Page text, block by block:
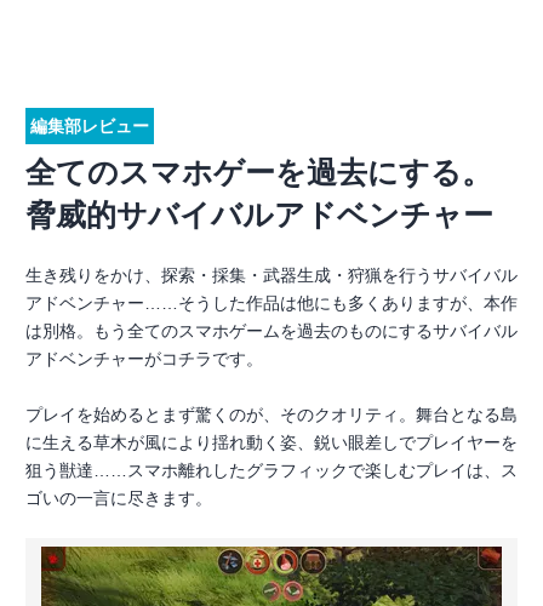
編集部レビュー
全てのスマホゲーを過去にする。
脅威的サバイバルアドベンチャー
生き残りをかけ、探索・採集・武器生成・狩猟を行うサバイバル
アドベンチャー……そうした作品は他にも多くありますが、本作
は別格。もう全てのスマホゲームを過去のものにするサバイバル
アドベンチャーがコチラです。
プレイを始めるとまず驚くのが、そのクオリティ。舞台となる島
に生える草木が風により揺れ動く姿、鋭い眼差しでプレイヤーを
狙う獣達……スマホ離れしたグラフィックで楽しむプレイは、ス
ゴいの一言に尽きます。